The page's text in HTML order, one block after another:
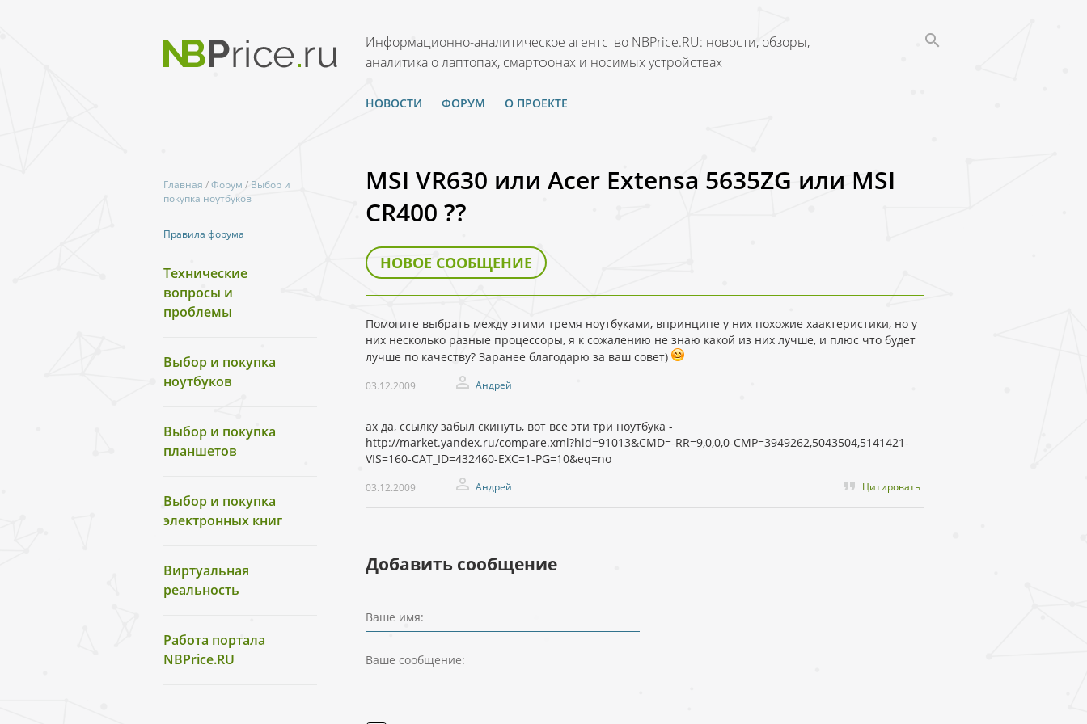
Информационно-аналитическое агентство NBPrice.RU: новости, обзоры,
аналитика о лаптопах, смартфонах и носимых устройствах
НОВОСТИ ФОРУМ О ПРОЕКТЕ
Главная /Форум / Выбор и
покупка ноутбуков
Правила форума
Технические
вопросы и
проблемы
Выбор и покупка
ноутбуков
Выбор и покупка
планшетов
Выбор и покупка
электронных книг
Виртуальная
реальность
Работа портала
NBPrice.RU
MSI VR630 или Acer Extensa 5635ZG или MSI
CR400 ??
НОВОЕ СООБЩЕНИЕ
Помогите выбрать между этими тремя ноутбуками, впринципе у них похожие хаактеристики, но у
них несколько разные процессоры, я к сожалению не знаю какой из них лучше, и плюс что будет
лучше по качеству? Заранее благодарю за ваш совет)
03.12.2009 Андрей
ах да, ссылку забыл скинуть, вот все эти три ноутбука -
http://market.yandex.ru/compare.xml?hid=91013&CMD=-RR=9,0,0,0-CMP=3949262,5043504,5141421-
VIS=160-CAT_ID=432460-EXC=1-PG=10&eq=no
03.12.2009 Андрей Цитировать
Добавить сообщение
Ваше имя:
Ваше сообщение: